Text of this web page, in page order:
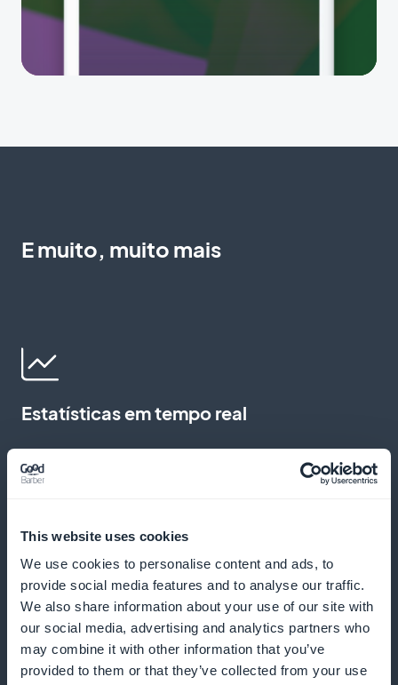
This website uses cookies
We use cookies to personalise content and ads, to
provide social media features and to analyse our traffic.
We also share information about your use of our site with
our social media, advertising and analytics partners who
may combine it with other information that you’ve
provided to them or that they’ve collected from your use
E muito, muito mais
Estatísticas em tempo real
alcance de seu podcast. Essas informações o
a ajustar o conteúdo para maximizar o envolvimento
e a satisfação do ouvinte
Widgets interativos de assinatura